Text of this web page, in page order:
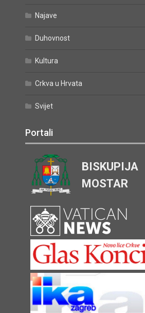
Najave
Duhovnost
Kultura
Crkva u Hrvata
Svijet
Portali
BISKUPIJA
MOSTAR